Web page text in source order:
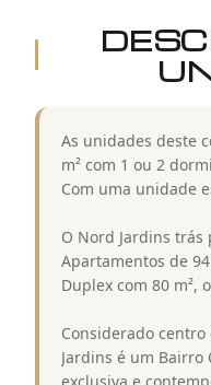
As unidades deste
m² com 1 ou 2
Com uma unidade
O Nord Jardins trás
Apartamentos de
Duplex com 80 m²,
Considerado
Jardins é um Bairro